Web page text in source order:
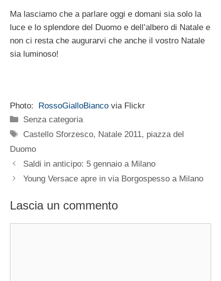
Ma lasciamo che a parlare oggi e domani sia solo la
luce e lo splendore del Duomo e dell’albero di Natale e
non ci resta che augurarvi che anche il vostro Natale
sia luminoso!
Photo: RossoGialloBianco via Flickr
Categorie
Senza categoria
Tag
Castello Sforzesco, Natale 2011, piazza del
Duomo
Saldi in anticipo: 5 gennaio a Milano
Young Versace apre in via Borgospesso a Milano
Lascia un commento